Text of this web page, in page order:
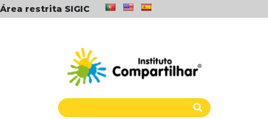
Área restrita SIGIC